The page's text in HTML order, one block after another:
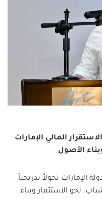
المالي الإمارات
الأصول
الإمارات تحولاً تدريجياً
نحو الاستثمار وبناء